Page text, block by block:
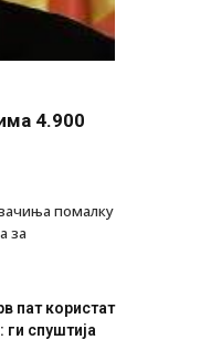
4.900
помалку
за
пат користат
ги спуштија